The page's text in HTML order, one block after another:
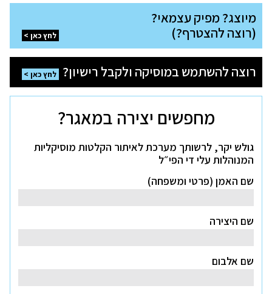
מיוצג? מפיק עצמאי?
(רוצה להצטרף?)
מיוצג?
מפיק
עצמאי?
(רוצה
להצטרף?)
לחץ
לחץ כאן
רוצה להשתמש במוסיקה ולקבל רישיון?
רוצה
להשתמש
במוסיקה
ולקבל
רישיון?
לחץ כאן
מחפשים יצירה במאגר?
גולש יקר, לרשותך מערכת לאיתור הקלטות מוסיקליות
המנוהלות עלי די הפי״ל
שם האמן (פרטי ומשפחה)
שם היצירה
שם אלבום